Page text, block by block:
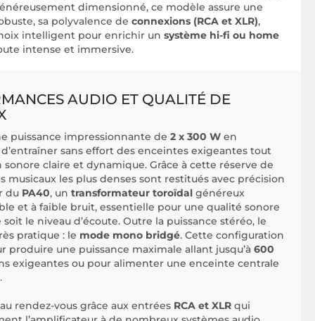
dimensionné, ce modèle assure une
sa polyvalence de connexions (RCA et XLR),
intelligent pour enrichir un système hi-fi ou home
intense et immersive.
AUDIO ET QUALITÉ DE
puissance impressionnante de 2 x 300 W en
sans effort des enceintes exigeantes tout
claire et dynamique. Grâce à cette réserve de
musicaux les plus denses sont restitués avec précision
du PA40, un transformateur toroïdal généreux
et à faible bruit, essentielle pour une qualité sonore
le niveau d’écoute. Outre la puissance stéréo, le
pratique : le mode mono bridgé. Cette configuration
produire une puissance maximale allant jusqu’à 600
exigeantes ou pour alimenter une enceinte centrale
rendez-vous grâce aux entrées RCA et XLR qui